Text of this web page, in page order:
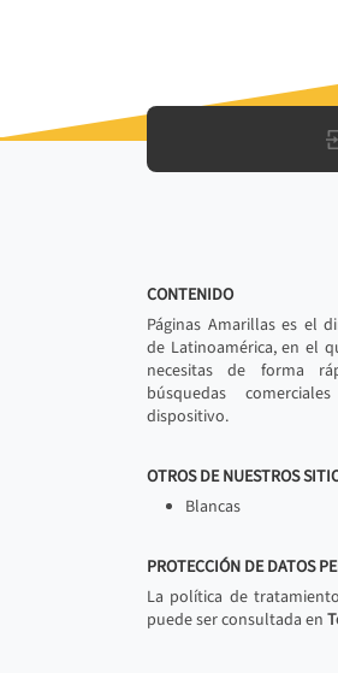
CONTENIDO
Páginas Amarillas es el
de Latinoamérica, en el
necesitas de forma
búsquedas
dispositivo.
OTROS DE NUESTROS
Blancas
PROTECCIÓN DE DATOS
La política de
puede ser consultada en